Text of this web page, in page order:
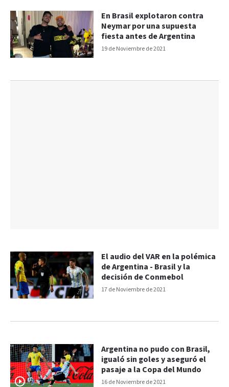
19 de Noviembre de 2021
En Brasil explotaron contra
Neymar por una supuesta
fiesta antes de Argentina
17 de Noviembre de 2021
El audio del VAR en la polémica
de Argentina - Brasil y la
decisión de Conmebol
16 de Noviembre de 2021
Argentina no pudo con Brasil,
igualó sin goles y aseguró el
pasaje a la Copa del Mundo